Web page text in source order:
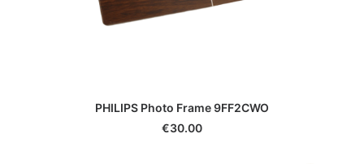
PHILIPS Photo Frame 9FF2CWO
€30.00